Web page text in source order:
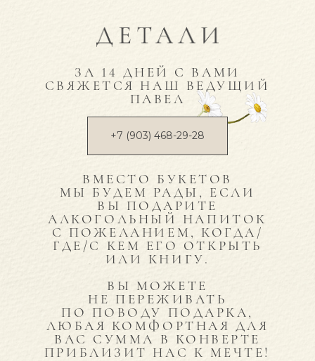
+7 (903) 468-29-28
ЗА 14 ДНЕЙ С ВАМИ
СВЯЖЕТСЯ НАШ ВЕДУЩИЙ
ПАВЕЛ
ВМЕСТО БУКЕТОВ
МЫ БУДЕМ РАДЫ, ЕСЛИ
ВЫ ПОДАРИТЕ
АЛКОГОЛЬНЫЙ НАПИТОК
С ПОЖЕЛАНИЕМ, КОГДА/
ГДЕ/С КЕМ ЕГО ОТКРЫТЬ
ИЛИ КНИГУ.
ВЫ МОЖЕТЕ
НЕ ПЕРЕЖИВАТЬ
ПО ПОВОДУ ПОДАРКА,
ЛЮБАЯ КОМФОРТНАЯ ДЛЯ
ВАС СУММА В КОНВЕРТЕ
ПРИБЛИЗИТ НАС К МЕЧТЕ!